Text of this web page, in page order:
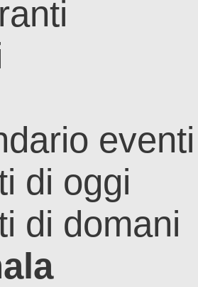
eventi
di oggi
di domani